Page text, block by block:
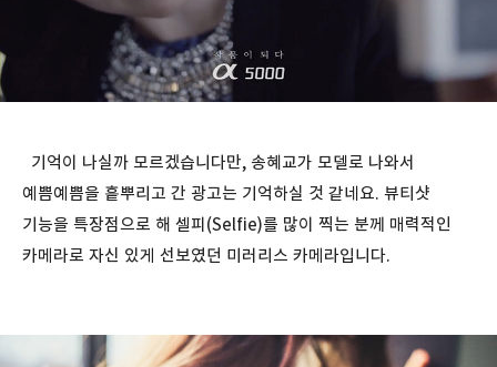
기억이 나실까 모르겠습니다만, 송혜교가 모델로 나와서
예쁨예쁨을 흩뿌리고 간 광고는 기억하실 것 같네요. 뷰티샷
기능을 특장점으로 해 셀피(Selfie)를 많이 찍는 분께 매력적인
카메라로 자신 있게 선보였던 미러리스 카메라입니다.